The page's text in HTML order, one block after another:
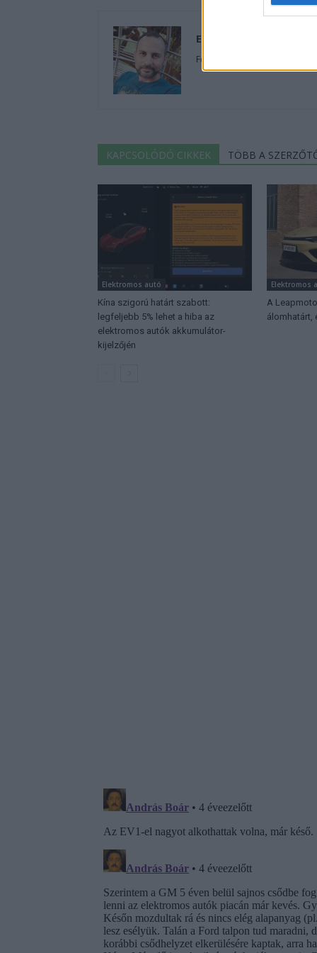
Eriqo
Főállásban Informatikus
KAPCSOLÓDÓ CIKKEK TÖBB A
Elektromos autó
Kína szigorú határt szabott:
legfeljebb 5% lehet a hiba az
elektromos autók akkumulátor-
kijelzőjén
Elektromos
A
álomhatárt,